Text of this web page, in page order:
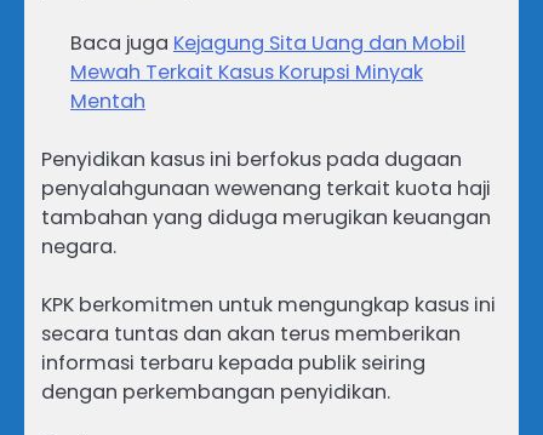
Baca juga Kejagung Sita Uang dan Mobil
Mewah Terkait Kasus Korupsi Minyak
Mentah
Penyidikan kasus ini berfokus pada dugaan
penyalahgunaan wewenang terkait kuota haji
tambahan yang diduga merugikan keuangan
negara.
KPK berkomitmen untuk mengungkap kasus ini
secara tuntas dan akan terus memberikan
informasi terbaru kepada publik seiring
dengan perkembangan penyidikan.